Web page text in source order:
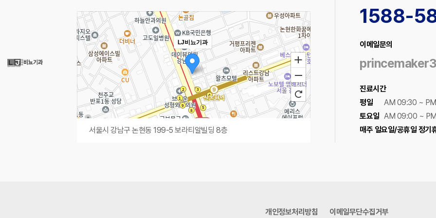
LJ비뇨기과
서울시 강남구 논현동 199-5 보라티알빌딩 8층
1588-
이메일문의
진료시간
평일
AM 09:30 ~
토요일 AM 09:00 ~
매주 일요일/공휴일 정기
개인정보처리방침 이메일무단수집거부